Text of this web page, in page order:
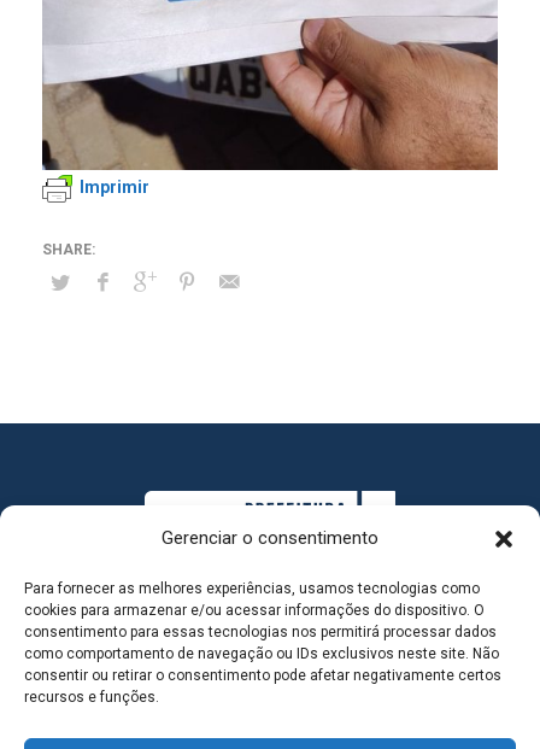
Gerenciar o consentimento
Para fornecer as melhores experiências, usamos tecnologias como
cookies para armazenar e/ou acessar informações do dispositivo. O
consentimento para essas tecnologias nos permitirá processar dados
como comportamento de navegação ou IDs exclusivos neste site. Não
consentir ou retirar o consentimento pode afetar negativamente certos
recursos e funções.
Imprimir
MAPA DO SITE